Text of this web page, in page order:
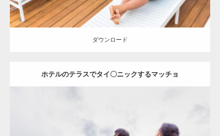
ダウンロード
ホテルのテラスでタイ〇ニックするマッチョ
Update:2023.02.11